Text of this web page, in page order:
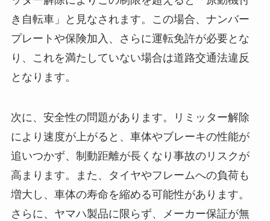
き自転車」と見なされます。この場合、ナンバー
プレートや保険加入、さらに運転免許が必要とな
り、これを満たしていない場合は道路交通法違反
となります。
次に、安全性の問題があります。リミッター解除
により速度が上がると、車体やブレーキの性能が
追いつかず、制動距離が長くなり事故のリスクが
高まります。また、タイヤやフレームへの負荷も
増大し、車体の寿命を縮める可能性があります。
さらに、ヤマハ製品に限らず、メーカー保証が無